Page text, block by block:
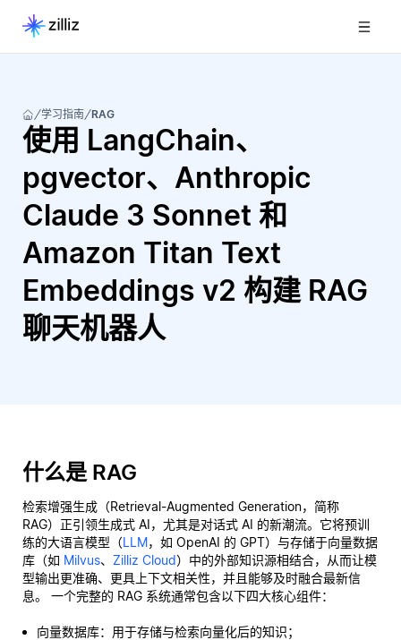
学习指南 RAG
使用 LangChain、
pgvector、Anthropic
Claude 3 Sonnet 和
Amazon Titan Text
Embeddings v2 构建 RAG
聊天机器人
什么是 RAG
检索增强生成（Retrieval-Augmented Generation，简称
RAG）正引领生成式 AI，尤其是对话式 AI 的新潮流。它将预训
练的大语言模型（LLM，如 OpenAI 的 GPT）与存储于向量数据
库（如 Milvus、 Zilliz Cloud）中的外部知识源相结合，从而让模
型输出更准确、更具上下文相关性，并且能够及时融合最新信
息。 一个完整的 RAG 系统通常包含以下四大核心组件：
向量数据库：用于存储与检索向量化后的知识；